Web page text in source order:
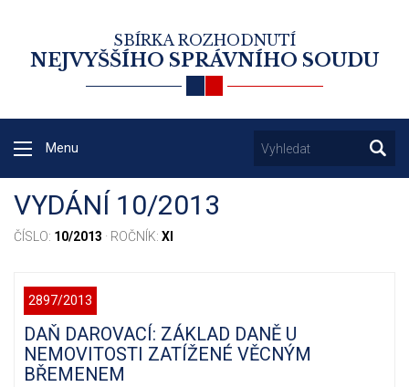
SBÍRKA ROZHODNUTÍ
NEJVYŠŠÍHO SPRÁVNÍHO SOUDU
Menu
VYDÁNÍ 10/2013
ČÍSLO: 10/2013 · ROČNÍK: XI
2897/2013
DAŇ DAROVACÍ: ZÁKLAD DANĚ U
NEMOVITOSTI ZATÍŽENÉ VĚCNÝM
BŘEMENEM